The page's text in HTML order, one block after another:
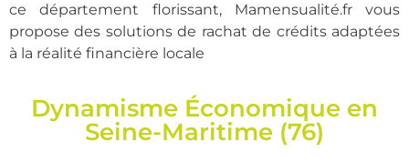
ce département florissant, Mamensualité.fr vous
propose des solutions de rachat de crédits adaptées
à la réalité financière locale
Dynamisme Économique en
Seine-Maritime (76)